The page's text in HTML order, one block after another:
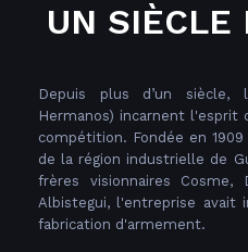
UN SIÈCLE
Depuis plus d’un siècle,
Hermanos) incarnent
compétition. Fondée en
de la région industrielle de
frères visionnaires Cosme,
Albistegui, l'entreprise avait
fabrication d'armement.